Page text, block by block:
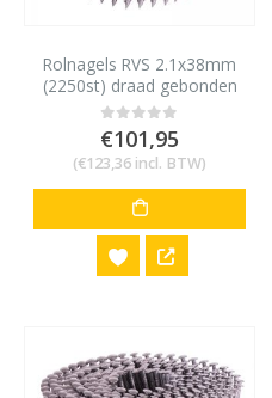
Rolnagels RVS 2.1x38mm
(2250st) draad gebonden
bolkop vlakke rol
0out of 5
€101,95
(€123,36 incl. BTW)